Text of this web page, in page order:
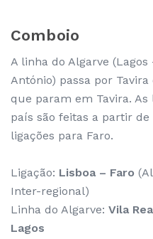
Comboio
A linha do Algarve (Lagos
António) passa por
que param em Tavira. As
país são feitas a partir
ligações para Faro.
Ligação: Lisboa – Faro
Inter-regional)
Linha do Algarve: Vila
Lagos